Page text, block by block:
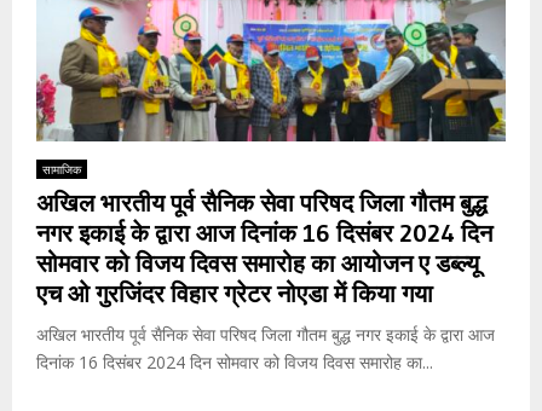
सामाजिक
अखिल भारतीय पूर्व सैनिक सेवा परिषद जिला गौतम बुद्ध
नगर इकाई के द्वारा आज दिनांक 16 दिसंबर 2024 दिन
सोमवार को विजय दिवस समारोह का आयोजन ए डब्ल्यू
एच ओ गुरजिंदर विहार ग्रेटर नोएडा में किया गया
अखिल भारतीय पूर्व सैनिक सेवा परिषद जिला गौतम बुद्ध नगर इकाई के द्वारा आज
दिनांक 16 दिसंबर 2024 दिन सोमवार को विजय दिवस समारोह का...